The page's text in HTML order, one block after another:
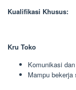
Kualifikasi Khusus:
Kru Toko
Komunikasi
Mampu bekerja